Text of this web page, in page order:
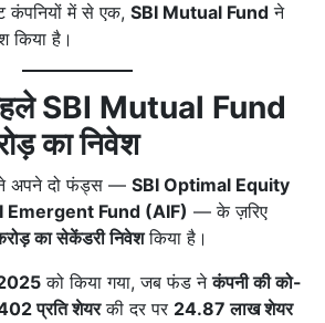
कंपनियों में से एक, SBI Mutual Fund ने
किया है।
SBI Mutual Fund
का निवेश
अपने दो फंड्स — SBI Optimal Equity
Emergent Fund (AIF) — के ज़रिए
का सेकेंडरी निवेशकिया है।
को किया गया, जब फंड नेकंपनी की को-
प्रति शेयरकी दर पर 24.87 लाख शेयर